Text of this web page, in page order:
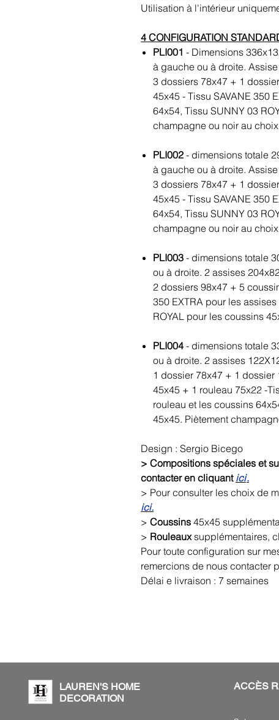
Utilisation à l'intérieur
4 CONFIGURATION
PLI001 - Dimensions
à gauche ou à droite.
3 dossiers 78x47 + 1
45x45 - Tissu SAVANE 350
64x54, Tissu SUNNY 03
champagne ou noir au
PLI002 - dimensions totale
à gauche ou à droite.
3 dossiers 78x47 + 1
45x45 - Tissu SAVANE 350
64x54, Tissu SUNNY 03
champagne ou noir au
PLI003 - dimensions totale
ou à droite. 2 assises
2 dossiers 98x47 + 5
350 EXTRA pour les
ROYAL pour les coussins
PLI004 - dimensions totale
ou à droite. 2 assises
1 dossier 78x47 + 1
45x45 + 1 rouleau 75x22 -
rouleau et les coussins
45x45. Piètement
Design : Sergio Bicego
> Compositions spéciales et
contacter en cliquant ici.
> Pour consulter les choix de
ici.
> Coussins 45x45
> Rouleauxsupplémentaires,
Pour toute configuration sur
remercions de nous contacter
Délai e livraison : 7 semaines
LAUREN'S HOME
DECORATION
ACCÈS